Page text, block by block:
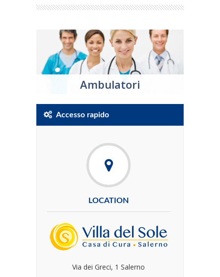
Ambulatori
Accesso rapido
LOCATION
Via dei Greci, 1 Salerno